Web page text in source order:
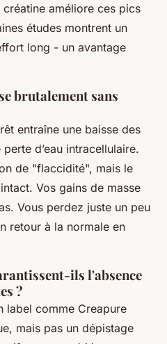
améliore ces pics
études montrent un
long - un avantage
brutalement sans
entraîne une baisse des
d’eau intracellulaire.
de "flaccidité", mais le
Vos gains de masse
Vous perdez juste un peu
retour à la normale en
ils l'absence
?
label comme Creapure
mais pas un dépistage